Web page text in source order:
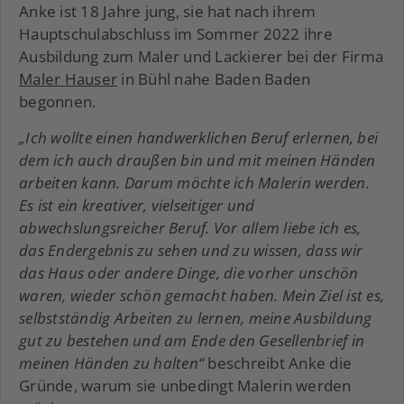
Anke ist 18 Jahre jung, sie hat nach ihrem
Hauptschulabschluss im Sommer 2022 ihre
Ausbildung zum Maler und Lackierer bei der Firma
Maler Hauser in Bühl nahe Baden Baden
begonnen.
„Ich wollte einen handwerklichen Beruf erlernen, bei
dem ich auch draußen bin und mit meinen Händen
arbeiten kann. Darum möchte ich Malerin werden.
Es ist ein kreativer, vielseitiger und
abwechslungsreicher Beruf. Vor allem liebe ich es,
das Endergebnis zu sehen und zu wissen, dass wir
das Haus oder andere Dinge, die vorher unschön
waren, wieder schön gemacht haben. Mein Ziel ist es,
selbstständig Arbeiten zu lernen, meine Ausbildung
gut zu bestehen und am Ende den Gesellenbrief in
meinen Händen zu halten“beschreibt Anke die
Gründe, warum sie unbedingt Malerin werden